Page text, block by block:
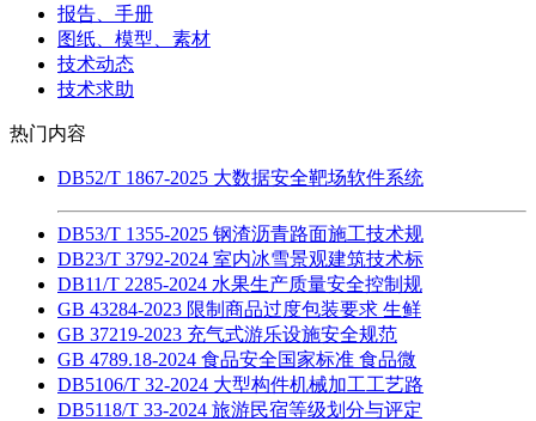
报告、手册
图纸、模型、素材
技术动态
技术求助
热门内容
DB52/T 1867-2025 大数据安全靶场软件系统
DB53/T 1355-2025 钢渣沥青路面施工技术规
DB23/T 3792-2024 室内冰雪景观建筑技术标
DB11/T 2285-2024 水果生产质量安全控制规
GB 43284-2023 限制商品过度包装要求 生鲜
GB 37219-2023 充气式游乐设施安全规范
GB 4789.18-2024 食品安全国家标准 食品微
DB5106/T 32-2024 大型构件机械加工工艺路
DB5118/T 33-2024 旅游民宿等级划分与评定